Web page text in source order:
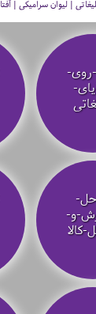
| لیوان سرامیکی |
و-
کالا